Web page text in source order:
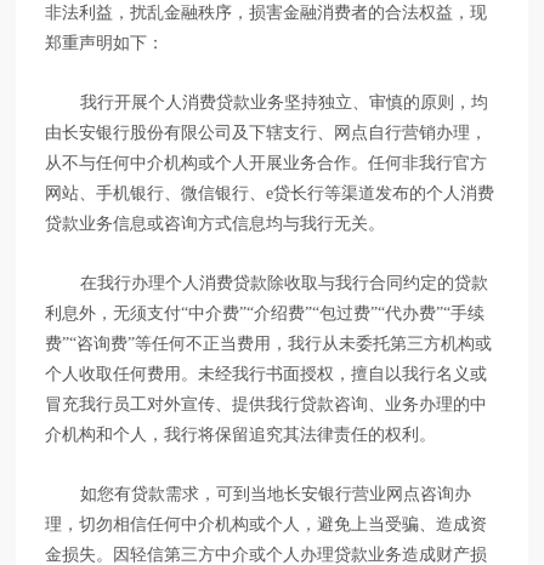
非法利益，扰乱金融秩序，损害金融消费者的合法权益，现
郑重声明如下：
我行开展个人消费贷款业务坚持独立、审慎的原则，均
由长安银行股份有限公司及下辖支行、网点自行营销办理，
从不与任何中介机构或个人开展业务合作。任何非我行官方
网站、手机银行、微信银行、e贷长行等渠道发布的个人消费
贷款业务信息或咨询方式信息均与我行无关。
在我行办理个人消费贷款除收取与我行合同约定的贷款
利息外，无须支付“中介费”“介绍费”“包过费”“代办费”“手续
费”“咨询费”等任何不正当费用，我行从未委托第三方机构或
个人收取任何费用。未经我行书面授权，擅自以我行名义或
冒充我行员工对外宣传、提供我行贷款咨询、业务办理的中
介机构和个人，我行将保留追究其法律责任的权利。
如您有贷款需求，可到当地长安银行营业网点咨询办
理，切勿相信任何中介机构或个人，避免上当受骗、造成资
金损失。因轻信第三方中介或个人办理贷款业务造成财产损